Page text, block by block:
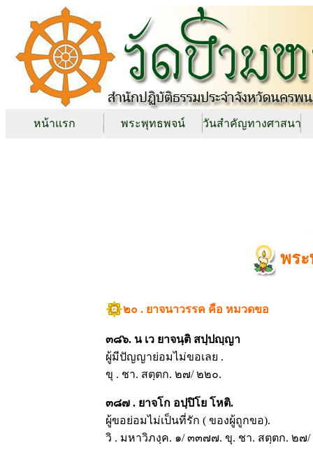
หน้าแรก พระพุทธพจน์ วันสำคัญทางศาสนา
พร
๒๐ . ยาจนาวรรค คือ หมวดขอ
๓๘๖. น เว ยาจนฺติ สปฺปญฺญา
ผู้มีปัญญาย่อมไม่ขอเลย .
ขุ . ชา. สตฺตก. ๒๗/ ๒๒๐.
๓๘๗ . ยาจโก อปฺปิโย โหติ.
ผู้ขอย่อมไม่เป็นที่รัก ( ของผู้ถูกขอ).
วิ . มหาวิภงฺค. ๑/ ๓๓๗๗. ขุ. ชา. สตฺตก. ๒๗